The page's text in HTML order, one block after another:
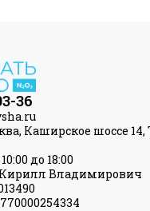
36
Каширское шоссе
до 18:00
Владимирович